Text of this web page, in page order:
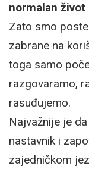
normalan život
Zato smo
zabrane na
toga samo
razgovaramo,
rasuđujemo.
Najvažnije je
nastavnik i
zajedničkom